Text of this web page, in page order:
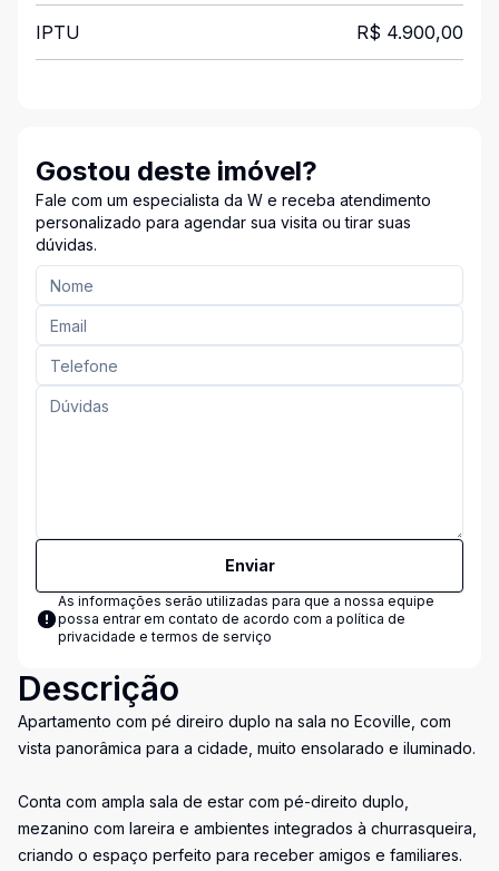
IPTU R$ 4.900,00
Gostou deste imóvel?
Fale com um especialista da W e receba atendimento
personalizado para agendar sua visita ou tirar suas
dúvidas.
Enviar
As informações serão utilizadas para que a nossa equipe
possa entrar em contato de acordo com a política de
privacidade e termos de serviço
Descrição
Apartamento com pé direiro duplo na sala no Ecoville, com
vista panorâmica para a cidade, muito ensolarado e iluminado.
Conta com ampla sala de estar com pé-direito duplo,
mezanino com lareira e ambientes integrados à churrasqueira,
criando o espaço perfeito para receber amigos e familiares.